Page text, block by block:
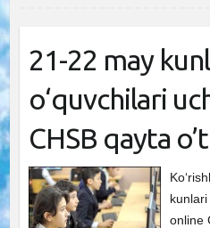
21-22 may
o‘quvchilari
CHSB qayta
kunlari
online